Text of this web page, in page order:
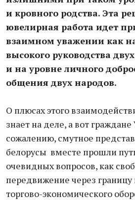
и кровного родства. Эта
ювелирная работа идет
взаимном уважении как
высокого руководства
и на уровне личного
общения двух народов.
О плюсах этого
знает на деле, а вот
сожалению, смутное
белорусы вместе прошли
очевидных вопросов, как
передвижение через
торгово-экономического